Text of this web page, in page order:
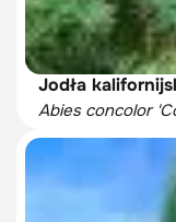
Jodła
Abies concolor